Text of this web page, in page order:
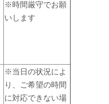
※時間厳守でお願
いします
※当日の状況によ
り、ご希望の時間
に対応できない場